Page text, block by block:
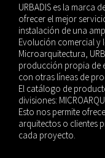
URBADIS es la marca
ofrecer el mejor
instalación de una
Evolución comercial
Microarquitectura,
producción propia de
con otras líneas de
El catálogo de
divisiones:
Esto nos permite
arquitectos o clientes
cada proyecto.